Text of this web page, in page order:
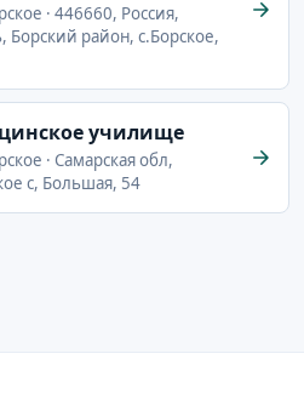
· 446660, Россия,
Борский район, с.Борское,
училище
· Самарская обл,
с, Большая, 54